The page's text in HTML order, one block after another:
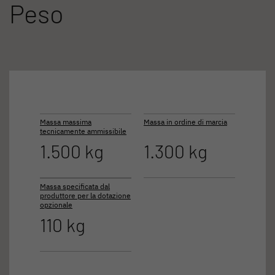
Peso
Massa massima
tecnicamente ammissibile
1.500 kg
Massa in ordine di marcia
1.300 kg
Massa specificata dal
produttore per la dotazione
opzionale
110 kg